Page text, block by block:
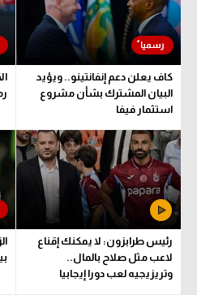
كاف يعلن دعم إنفانتينو.. ويؤيد
البيان المشترك بشأن مشروع
استثمار فيفا
رئيس طرابزون: لا يمكنك إقناع
لاعب مثل صلاح بالمال..
وتريزيجيه لعب دورا إيجابيا